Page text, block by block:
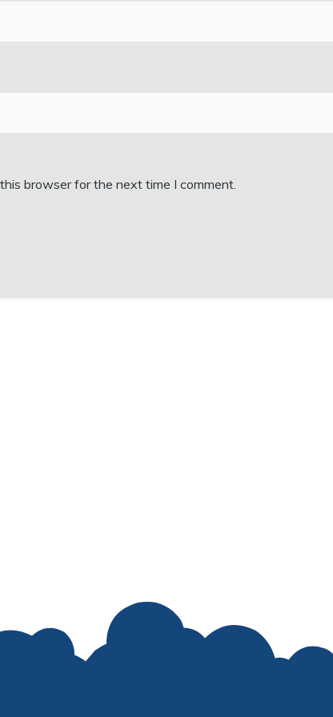
browser for the next time I comment.